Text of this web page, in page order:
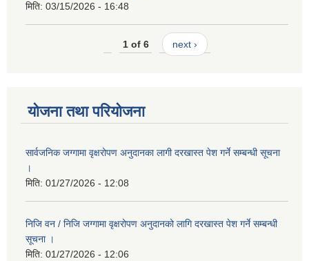
मिति: 03/15/2026 - 16:48
1 of 6 next ›
योजना तथा परियोजना
सार्वजनिक जग्गामा वृक्षरोपण अनुदानका लागी दरखास्त पेश गर्ने सम्बन्धी सूचना
।
मिति: 01/27/2026 - 12:08
निजि वन / निजि जग्गामा वृक्षरोपण अनुदानको लागि दरखास्त पेश गर्ने सम्बन्धी
सूचना ।
मिति: 01/27/2026 - 12:06